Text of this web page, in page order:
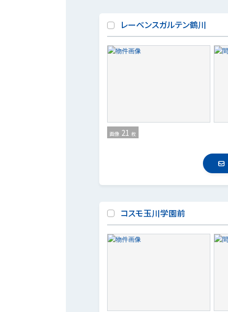
レーベンスガルテン鶴川
画像 21 枚
コスモ玉川学園前